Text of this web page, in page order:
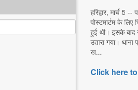
हरिद्वार, मार्च
पोस्टमार्टम के
हुई थी। इसके बाद
उतारा गया।
ख...
Click here